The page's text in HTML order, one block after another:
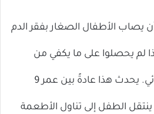
يصاب الأطفال الصغار بفقر الدم
لم يحصلوا على ما يكفي من
الحديد في نظامهم الغذائي. يحدث هذا عادةً بين عمر 9
الطفل إلى تناول الأطعمة